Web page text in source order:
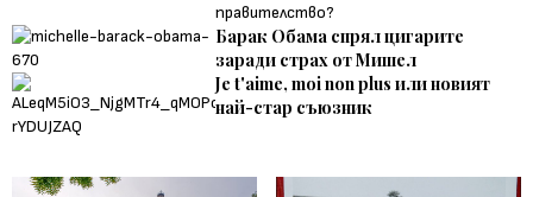
правителство?
Барак Обама спрял цигарите
заради страх от Мишел
Je t'aime, moi non plus или новият
най-стар съюзник